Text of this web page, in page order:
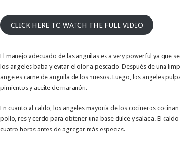
CLICK HERE TO WATCH THE FULL VIDEO
El manejo adecuado de las anguilas es a very powerful ya que
los angeles baba y evitar el olor a pescado. Después de una
angeles carne de anguila de los huesos. Luego, los angeles
pimientos y aceite de marañón.
En cuanto al caldo, los angeles mayoría de los cocineros
pollo, res y cerdo para obtener una base dulce y salada. El
cuatro horas antes de agregar más especias.